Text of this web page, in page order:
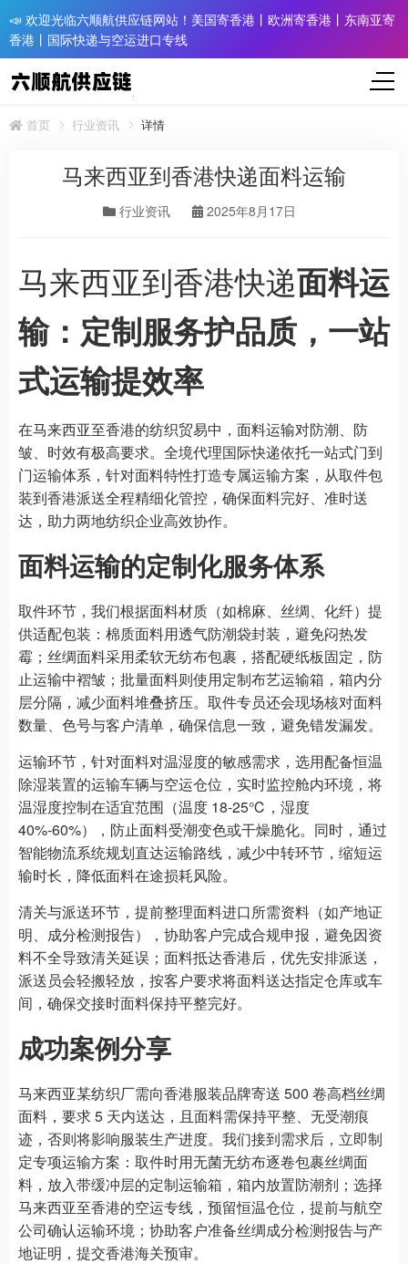
📣 欢迎光临六顺航供应链网站！美国寄香港丨欧洲寄香港丨东南亚寄
香港丨国际快递与空运进口专线
首页 行业资讯 详情
马来西亚到香港快递面料运输
行业资讯 2025年8月17日
马来西亚到香港快递面料运
输：定制服务护品质，一站
式运输提效率
在马来西亚至香港的纺织贸易中，面料运输对防潮、防
皱、时效有极高要求。全境代理国际快递依托一站式门到
门运输体系，针对面料特性打造专属运输方案，从取件包
装到香港派送全程精细化管控，确保面料完好、准时送
达，助力两地纺织企业高效协作。
面料运输的定制化服务体系
取件环节，我们根据面料材质（如棉麻、丝绸、化纤）提
供适配包装：棉质面料用透气防潮袋封装，避免闷热发
霉；丝绸面料采用柔软无纺布包裹，搭配硬纸板固定，防
止运输中褶皱；批量面料则使用定制布艺运输箱，箱内分
层分隔，减少面料堆叠挤压。取件专员还会现场核对面料
数量、色号与客户清单，确保信息一致，避免错发漏发。
运输环节，针对面料对温湿度的敏感需求，选用配备恒温
除湿装置的运输车辆与空运仓位，实时监控舱内环境，将
温湿度控制在适宜范围（温度 18-25℃，湿度
40%-60%），防止面料受潮变色或干燥脆化。同时，通过
智能物流系统规划直达运输路线，减少中转环节，缩短运
输时长，降低面料在途损耗风险。
清关与派送环节，提前整理面料进口所需资料（如产地证
明、成分检测报告），协助客户完成合规申报，避免因资
料不全导致清关延误；面料抵达香港后，优先安排派送，
派送员会轻搬轻放，按客户要求将面料送达指定仓库或车
间，确保交接时面料保持平整完好。
成功案例分享
马来西亚某纺织厂需向香港服装品牌寄送 500 卷高档丝绸
面料，要求 5 天内送达，且面料需保持平整、无受潮痕
迹，否则将影响服装生产进度。我们接到需求后，立即制
定专项运输方案：取件时用无菌无纺布逐卷包裹丝绸面
料，放入带缓冲层的定制运输箱，箱内放置防潮剂；选择
马来西亚至香港的空运专线，预留恒温仓位，提前与航空
公司确认运输环境；协助客户准备丝绸成分检测报告与产
地证明，提交香港海关预审。